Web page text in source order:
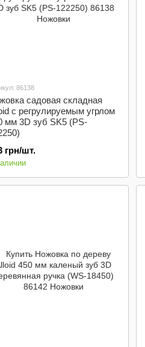
86138
садовая складная
с регрулируемым угрлом
мм 3D зуб SK5 (PS-
грн/шт.